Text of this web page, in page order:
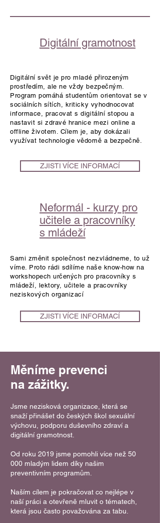
Digitální gramotnost
Digitální svět je pro mladé přirozeným
prostředím, ale ne vždy bezpečným.
Program pomáhá studentům orientovat se v
sociálních sítích, kriticky vyhodnocovat
informace, pracovat s digitální stopou a
nastavit si zdravé hranice mezi online a
offline životem. Cílem je, aby dokázali
využívat technologie vědomě a bezpečně.
ZJISTI VÍCE INFORMACÍ
Neformál - kurzy pro
učitele a pracovníky
s mládeží
Sami změnit společnost nezvládneme, to už
víme. Proto rádi sdílíme naše know-how na
workshopech určených pro pracovníky s
mládeží, lektory, učitele a pracovníky
neziskových organizací
ZJISTI VÍCE INFORMACÍ
Měníme prevenci
na zážitky.
Jsme nezisková organizace, která se
snaží přinášet do českých škol sexuální
výchovu, podporu duševního zdraví a
digitální gramotnost.
Od roku 2019 jsme pomohli více než 50
000 mladým lidem díky našim
preventivním programům.
Naším cílem je pokračovat co nejlépe v
naší práci a otevřeně mluvit o tématech,
která jsou často považována za tabu.